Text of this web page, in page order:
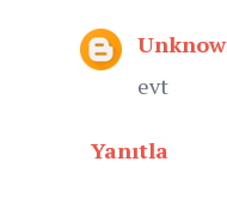
evt
Yanıtla